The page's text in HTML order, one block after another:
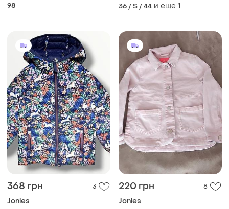
98 36 / S / 44 и еще 1
368 грн 3
Jonles
220 грн 8
Jonles